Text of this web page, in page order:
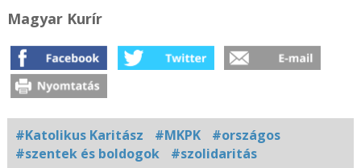
Magyar Kurír
#Katolikus Karitász #MKPK
#országos
#szentek és boldogok
#szolidaritás